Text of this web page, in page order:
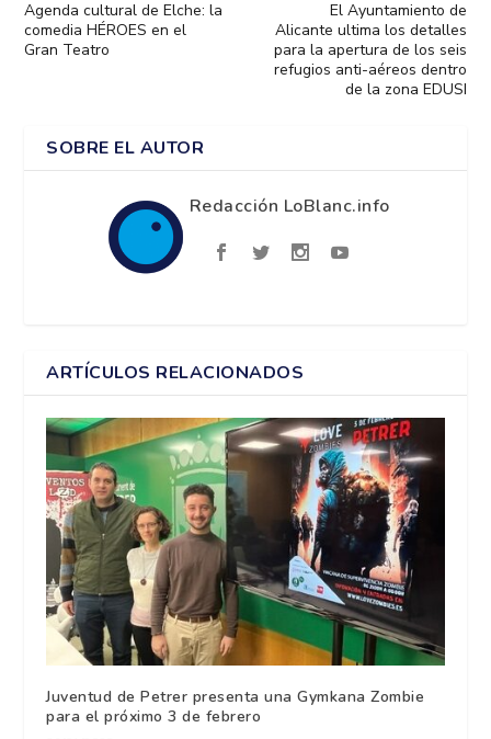
Agenda cultural de Elche: la
comedia HÉROES en el
Gran Teatro
El Ayuntamiento de
Alicante ultima los detalles
para la apertura de los seis
refugios anti-aéreos dentro
de la zona EDUSI
SOBRE EL AUTOR
Redacción LoBlanc.info
ARTÍCULOS RELACIONADOS
Juventud de Petrer presenta una Gymkana Zombie
para el próximo 3 de febrero